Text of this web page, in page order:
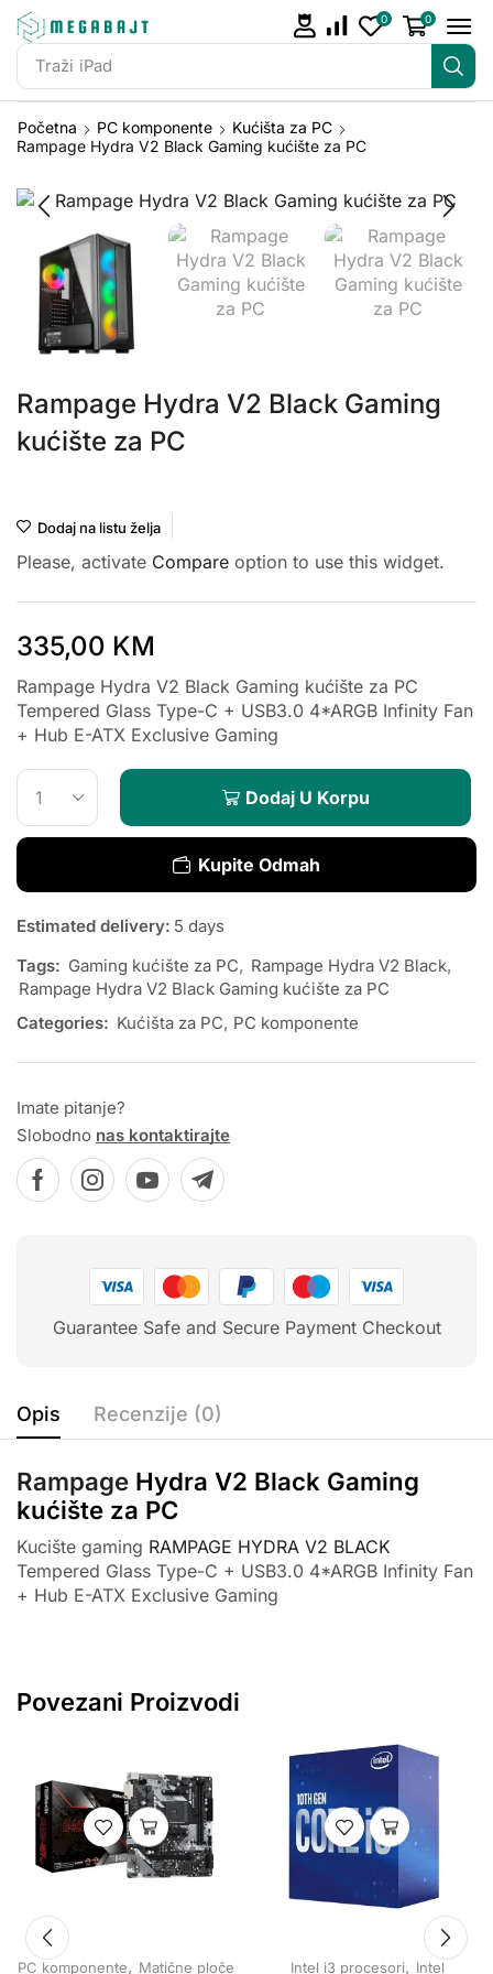
Traži iPad
0 0
Početna PC komponente
Kućišta za PC
Rampage Hydra V2 Black Gaming kućište za PC
Rampage Hydra V2 Black Gaming
kućište za PC
Dodaj na listu želja
Please, activate Compare option to use this widget.
335,00 KM
Rampage Hydra V2 Black Gaming kućište za PC
Tempered Glass Type-C + USB3.0 4*ARGB Infinity Fan
+ Hub E-ATX Exclusive Gaming
Dodaj U Korpu
Kupite Odmah
Estimated delivery: 5 days
Tags: Gaming kućište za PC, Rampage Hydra V2 Black,
Rampage Hydra V2 Black Gaming kućište za PC
Categories: Kućišta za PC, PC komponente
Imate pitanje?
Slobodno nas kontaktirajte
Guarantee Safe and Secure Payment Checkout
Opis Recenzije (0)
Rampage Hydra V2 Black Gaming
kućište za PC
Kucište gaming RAMPAGE HYDRA V2 BLACK
Tempered Glass Type-C + USB3.0 4*ARGB Infinity Fan
+ Hub E-ATX Exclusive Gaming
Povezani Proizvodi
PC komponente, Matične ploče Intel i3 procesori, Intel